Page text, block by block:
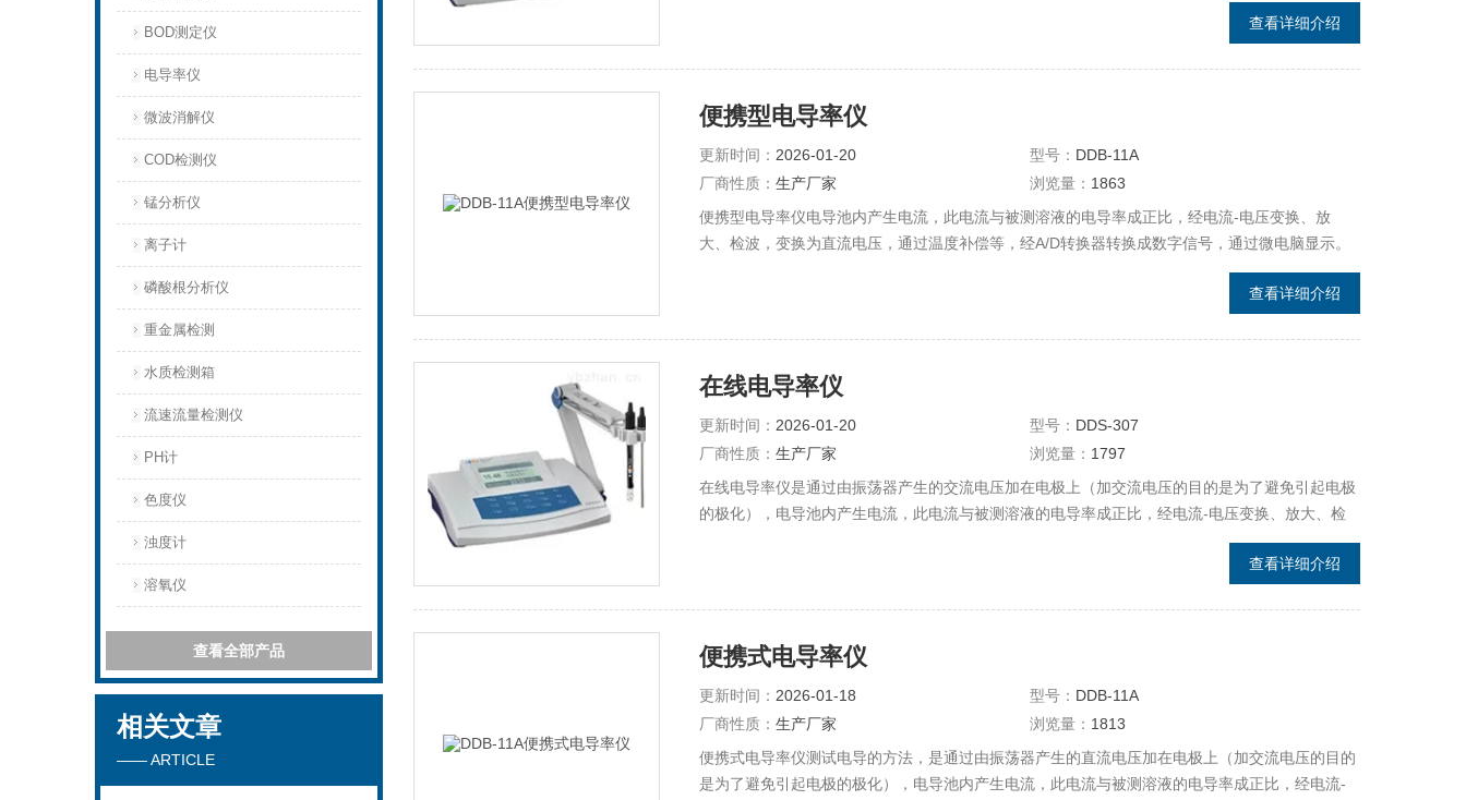
BOD测定仪
电导率仪
微波消解仪
COD检测仪
锰分析仪
离子计
磷酸根分析仪
重金属检测
水质检测箱
流速流量检测仪
PH计
色度仪
浊度计
溶氧仪
查看全部产品
相关文章
—— ARTICLE
查看详细介绍
便携型电导率仪
更新时间： 2026-01-20 型号： DDB-11A
厂商性质： 生产厂家 浏览量： 1863
便携型电导率仪电导池内产生电流，此电流与被测溶液的电导率成正比，经电流-电压变换、放
大、检波，变换为直流电压，通过温度补偿等，经A/D转换器转换成数字信号，通过微电脑显示。
查看详细介绍
在线电导率仪
更新时间： 2026-01-20 型号： DDS-307
厂商性质： 生产厂家 浏览量： 1797
在线电导率仪是通过由振荡器产生的交流电压加在电极上（加交流电压的目的是为了避免引起电极
的极化），电导池内产生电流，此电流与被测溶液的电导率成正比，经电流-电压变换、放大、检
查看详细介绍
便携式电导率仪
更新时间： 2026-01-18 型号： DDB-11A
厂商性质： 生产厂家 浏览量： 1813
便携式电导率仪测试电导的方法，是通过由振荡器产生的直流电压加在电极上（加交流电压的目的
是为了避免引起电极的极化），电导池内产生电流，此电流与被测溶液的电导率成正比，经电流-